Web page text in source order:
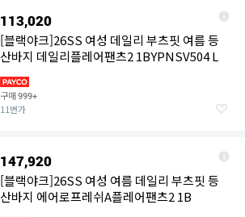
113,020
[블랙야크]26SS 여성 데일리 부츠핏 여름 등
산바지 데일리플레어팬츠2 1BYPNSV504 L
구매999+
11번가
147,920
[블랙야크]26SS 여성 여름 데일리 부츠핏 등
산바지 에어로프레쉬A플레어팬츠2 1B